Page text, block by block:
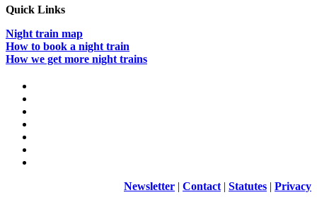
Quick Links
Night train map
How to book a night train
How we get more night trains
Newsletter | Contact | Statutes | Privacy